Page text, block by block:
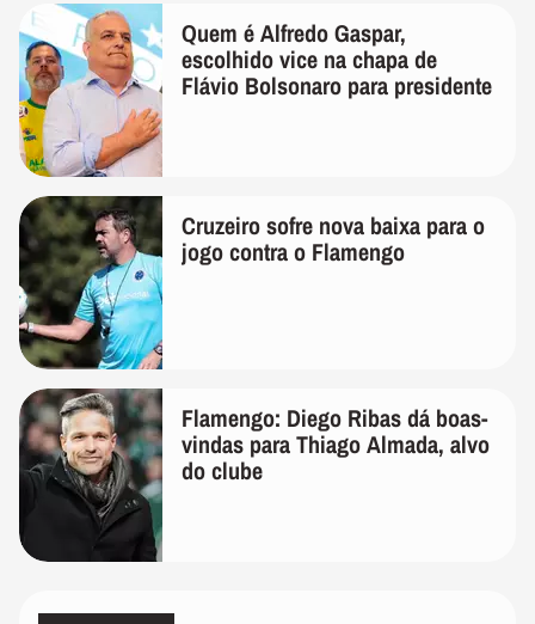
Quem é Alfredo Gaspar,
escolhido vice na chapa de
Flávio Bolsonaro para presidente
Cruzeiro sofre nova baixa para o
jogo contra o Flamengo
Flamengo: Diego Ribas dá boas-
vindas para Thiago Almada, alvo
do clube